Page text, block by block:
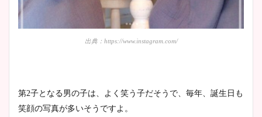
池谷実悠アナのメガネ画像が
出典：https://www.instagram.com/
第2子となる男の子は、
よく笑う子だそうで、毎年、誕生日も
笑顔の写真が多いそうですよ。